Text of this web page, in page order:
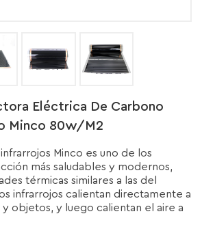
Eléctrica De Carbono
Minco 80w/m2
Minco es uno de los
más saludables y modernos,
térmicas similares a las del
infrarrojos calientan directamente a
objetos, y luego calientan el aire a